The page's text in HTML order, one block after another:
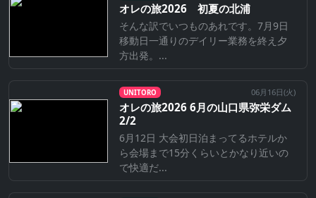
オレの旅2026 初夏の北浦
そんな訳でいつものあれです。7月9日
移動日一通りのデイリー業務を終え夕
方出発。...
UNITORO 06月16日(火)
オレの旅2026 6月の山口県弥栄ダム
2/2
6月12日 大会初日泊まってるホテルか
ら会場まで15分くらいとかなり近いの
で快適だ...